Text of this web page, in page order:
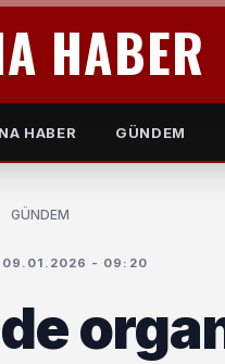
HABER
HABER GÜNDEM
GÜNDEM
09.01.2026 - 09:20